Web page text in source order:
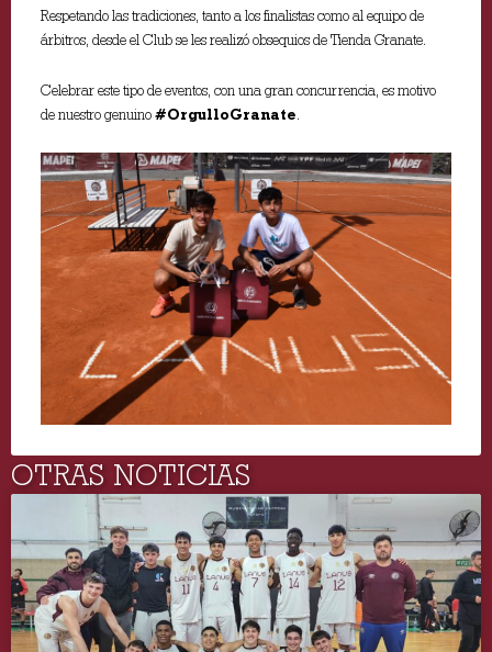
Respetando las tradiciones, tanto a los finalistas como al equipo de
árbitros, desde el Club se les realizó obsequios de Tienda Granate.
Celebrar este tipo de eventos, con una gran concurrencia, es motivo
de nuestro genuino#OrgulloGranate.
OTRAS NOTICIAS